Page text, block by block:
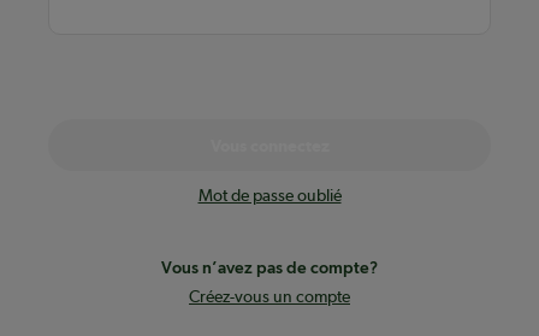
Mot de passe oublié
Vous n’avez pas de compte?
Créez-vous un compte